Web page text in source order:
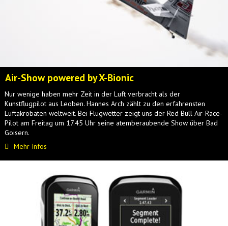
Air-Show powered by X-Bionic
Nur wenige haben mehr Zeit in der Luft verbracht als der
Kunstflugpilot aus Leoben. Hannes Arch zählt zu den erfahrensten
Luftakrobaten weltweit. Bei Flugwetter zeigt uns der Red Bull Air-Race-
Pilot am Freitag um 17.45 Uhr seine atemberaubende Show über Bad
Goisern.
Mehr Infos